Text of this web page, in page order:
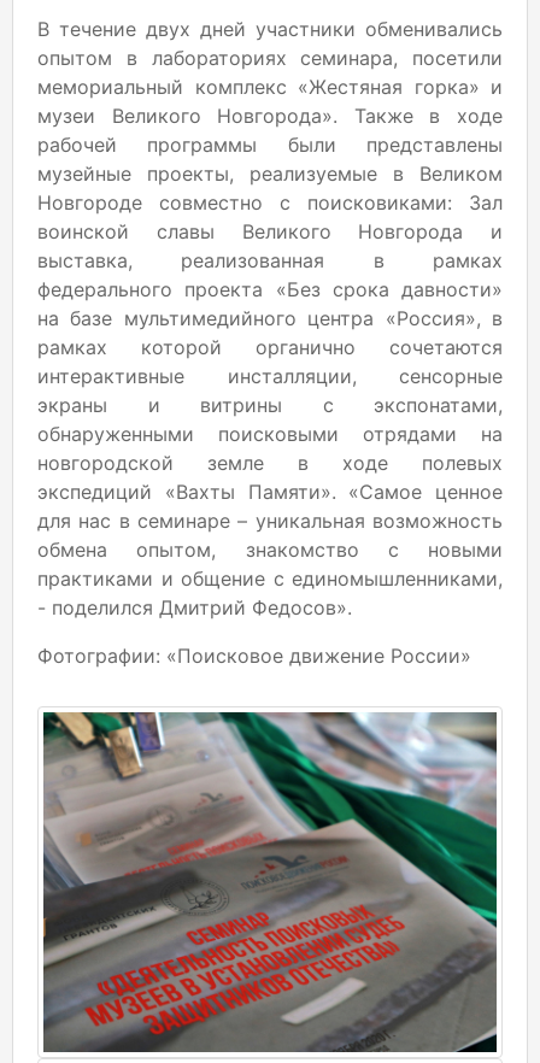
В течение двух дней участники обменивались
опытом в лабораториях семинара, посетили
мемориальный комплекс «Жестяная горка» и
музеи Великого Новгорода». Также в ходе
рабочей программы были представлены
музейные проекты, реализуемые в Великом
Новгороде совместно с поисковиками: Зал
воинской славы Великого Новгорода и
выставка, реализованная в рамках
федерального проекта «Без срока давности»
на базе мультимедийного центра «Россия», в
рамках которой органично сочетаются
интерактивные инсталляции, сенсорные
экраны и витрины с экспонатами,
обнаруженными поисковыми отрядами на
новгородской земле в ходе полевых
экспедиций «Вахты Памяти». «Самое ценное
для нас в семинаре – уникальная возможность
обмена опытом, знакомство с новыми
практиками и общение с единомышленниками,
- поделился Дмитрий Федосов».
Фотографии: «Поисковое движение России»